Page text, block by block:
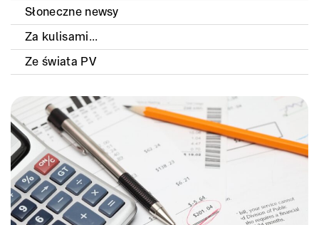
Słoneczne newsy
Za kulisami...
Ze świata PV